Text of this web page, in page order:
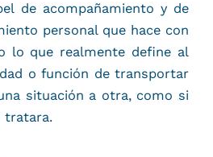
de acompañamiento y de
personal que hace con
lo que realmente define al
o función de transportar
situación a otra, como si
tratara.